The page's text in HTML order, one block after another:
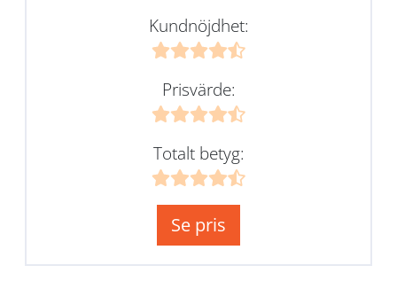
Kundnöjdhet:
Prisvärde:
Totalt betyg:
Se pris